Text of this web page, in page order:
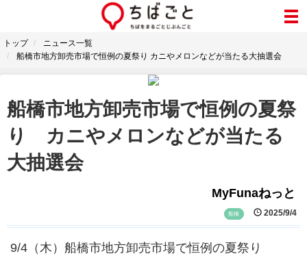
トップ
ニュース一覧
船橋市地方卸売市場で恒例の夏祭り カニやメロンなどが当たる大抽選会
船橋市地方卸売市場で恒例の夏祭
り カニやメロンなどが当たる
大抽選会
MyFunaねっと
船橋 2025/9/4
9/4（木）船橋市地方卸売市場で恒例の夏祭り